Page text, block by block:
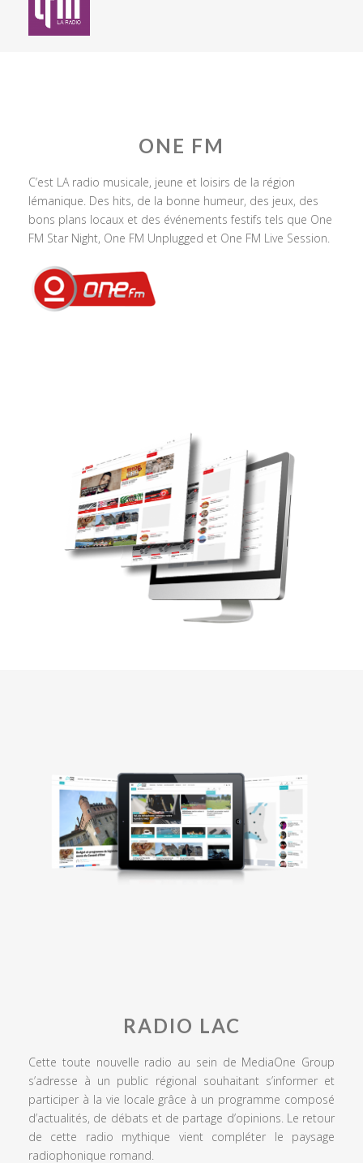
ONE FM
C’est LA radio musicale, jeune et loisirs de la région
lémanique. Des hits, de la bonne humeur, des jeux, des
bons plans locaux et des événements festifs tels que One
FM Star Night, One FM Unplugged et One FM Live Session.
RADIO LAC
Cette toute nouvelle radio au sein de MediaOne Group
s’adresse à un public régional souhaitant s’informer et
participer à la vie locale grâce à un programme composé
d’actualités, de débats et de partage d’opinions. Le retour
de cette radio mythique vient compléter le paysage
radiophonique romand.